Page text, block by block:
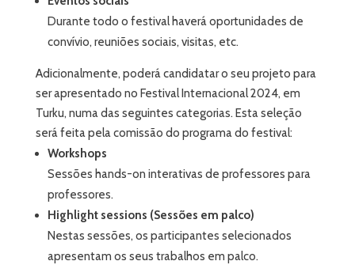
Durante todo o festival haverá oportunidades de
convívio, reuniões sociais, visitas, etc.
Adicionalmente, poderá candidatar o seu projeto para
ser apresentado no Festival Internacional 2024, em
Turku, numa das seguintes categorias. Esta seleção
será feita pela comissão do programa do festival:
Workshops
Sessões hands-on interativas de professores para
professores.
Highlight sessions (Sessões em palco)
Nestas sessões, os participantes selecionados
apresentam os seus trabalhos em palco.